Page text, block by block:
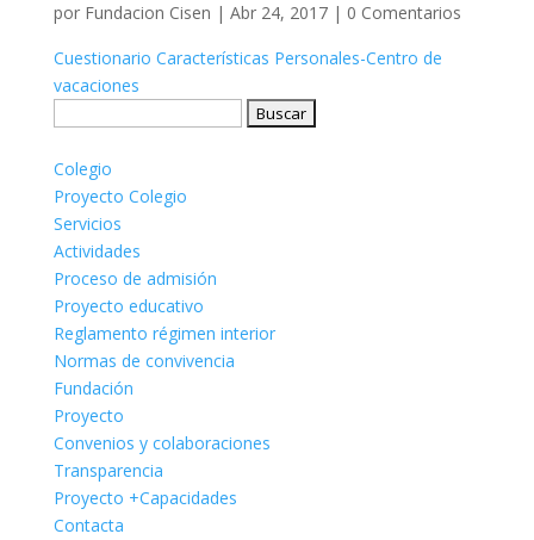
por Fundacion Cisen | Abr 24, 2017| 0 Comentarios
Cuestionario Características Personales-Centro de
vacaciones
Colegio
Proyecto Colegio
Servicios
Actividades
Proceso de admisión
Proyecto educativo
Reglamento régimen interior
Normas de convivencia
Fundación
Proyecto
Convenios y colaboraciones
Transparencia
Proyecto +Capacidades
Contacta